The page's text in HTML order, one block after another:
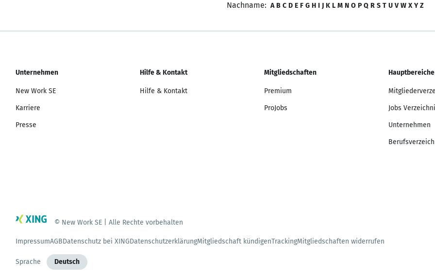
Nachname: A B C D E F G H I J K L M N O P Q R S T U V W X Y Z
Unternehmen
New Work SE
Karriere
Presse
Hilfe & Kontakt
Hilfe & Kontakt
Mitgliedschaften
Premium
ProJobs
Hauptbereiche
Jobs
Unternehmen
© New Work SE | Alle Rechte vorbehalten
ImpressumAGBDatenschutz bei XINGDatenschutzerklärungMitgliedschaft kündigenTrackingMitgliedschaften widerrufen
Sprache Deutsch